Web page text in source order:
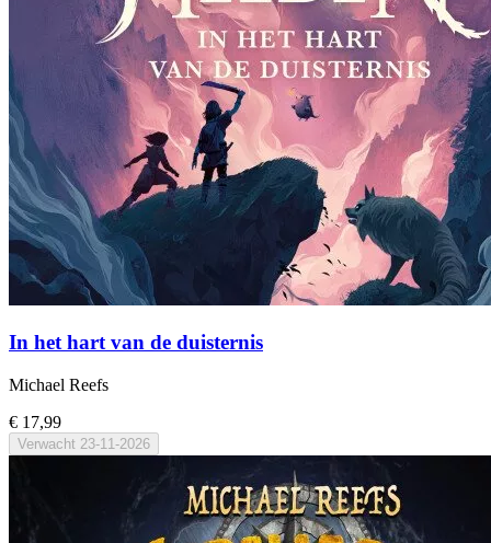
In het hart van de duisternis
Michael Reefs
€ 17,99
Verwacht 23-11-2026